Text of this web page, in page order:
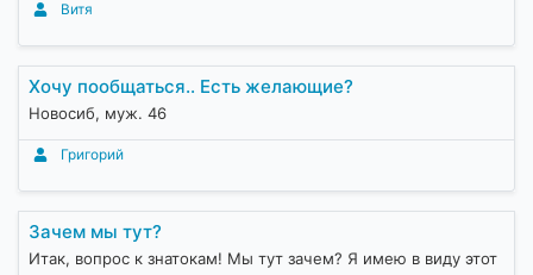
Витя
Хочу пообщаться.. Есть желающие?
Новосиб, муж. 46
Григорий
Зачем мы тут?
Итак, вопрос к знатокам! Мы тут зачем? Я имею в виду этот